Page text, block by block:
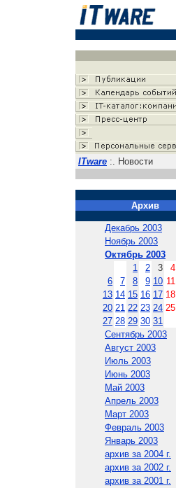
ITware :. Новости
Архив
Декабрь 2003
Ноябрь 2003
Октябрь 2003
1
2 3 4
6
7 8 9 10 11
13 14 15 16 17 18
20 21 22 23 24 25
27 28 29 30 31
Сентябрь 2003
Август 2003
Июль 2003
Июнь 2003
Май 2003
Апрель 2003
Март 2003
Февраль 2003
Январь 2003
архив за 2004 г.
архив за 2002 г.
архив за 2001 г.